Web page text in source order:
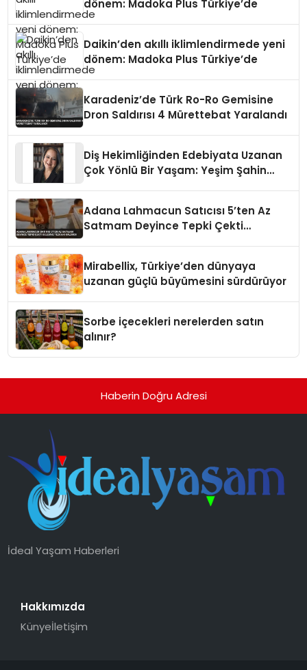
dönem: Madoka Plus Türkiye’de
Daikin’den akıllı iklimlendirmede yeni
dönem: Madoka Plus Türkiye’de
Karadeniz’de Türk Ro-Ro Gemisine
Dron Saldırısı 4 Mürettebat Yaralandı
Diş Hekimliğinden Edebiyata Uzanan
Çok Yönlü Bir Yaşam: Yeşim Şahin
Adana Lahmacun Satıcısı 5’ten Az
Satmam Deyince Tepki Çekti
Mirabellix, Türkiye’den dünyaya
uzanan güçlü büyümesini sürdürüyor
Sorbe içecekleri nerelerden satın
alınır?
Haberin Doğru Adresi
İdeal Yaşam Haberleri
Hakkımızda
Künyeİletişim